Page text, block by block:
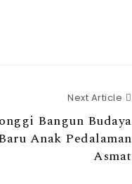
Next Article
Bangun Budaya
Anak Pedalaman
Asmat